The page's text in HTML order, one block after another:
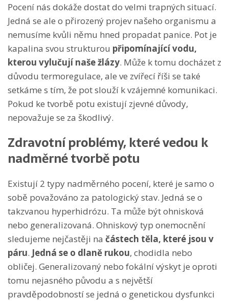
Pocení nás dokáže dostat do velmi trapných situací.
Jedná se ale o přirozený projev našeho organismu a
nemusíme kvůli němu hned propadat panice. Pot je
kapalina svou strukturou připomínající vodu,
kterou vylučují naše žlázy. Může k tomu docházet z
důvodu termoregulace, ale ve zvířecí říši se také
setkáme s tím, že pot slouží k vzájemné komunikaci.
Pokud ke tvorbě potu existují zjevné důvody,
nepovažuje se za škodlivý.
Zdravotní problémy, které vedou k
nadměrné tvorbě potu
Existují 2 typy nadměrného pocení, které je samo o
sobě považováno za patologický stav. Jedná se o
takzvanou hyperhidrózu. Ta může být ohnisková
nebo generalizovaná. Ohniskový typ onemocnění
sledujeme nejčastěji na částech těla, které jsou v
páru. Jedná se o dlaně rukou, chodidla nebo
obličej. Generalizovaný nebo fokální výskyt je oproti
tomu nejasného původu a s největší
pravděpodobností se jedná o genetickou dysfunkci